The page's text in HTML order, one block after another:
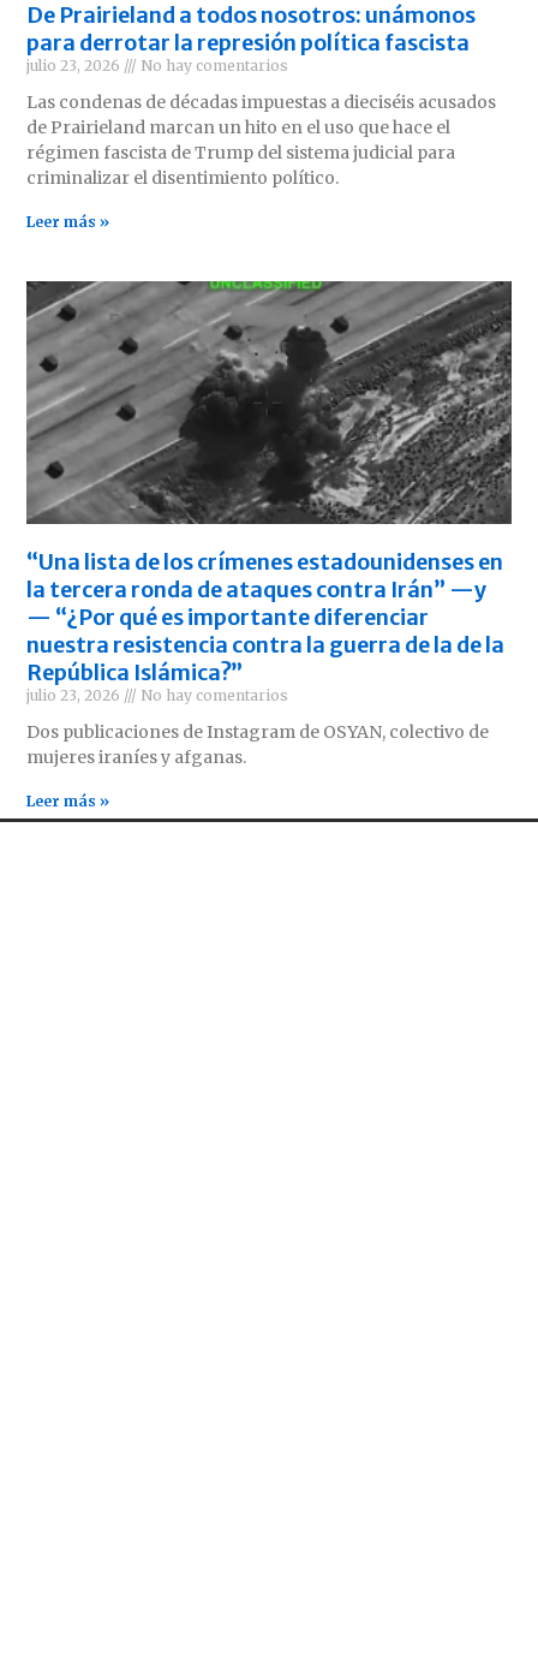
De Prairieland a todos nosotros: unámonos
para derrotar la represión política fascista
julio 23, 2026 No hay comentarios
Las condenas de décadas impuestas a dieciséis acusados
de Prairieland marcan un hito en el uso que hace el
régimen fascista de Trump del sistema judicial para
criminalizar el disentimiento político.
Leer más »
“Una lista de los crímenes estadounidenses en
la tercera ronda de ataques contra Irán” —y
— “¿Por qué es importante diferenciar
nuestra resistencia contra la guerra de la de la
República Islámica?”
julio 23, 2026 No hay comentarios
Dos publicaciones de Instagram de OSYAN, colectivo de
mujeres iraníes y afganas.
Leer más »